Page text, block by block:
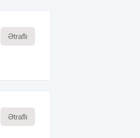
Ətraflı
Ətraflı